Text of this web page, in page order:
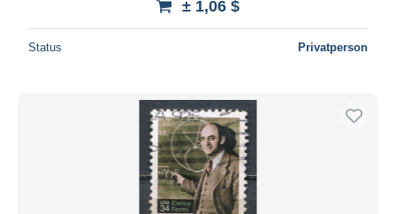
± 1,06 $
Status Privatperson